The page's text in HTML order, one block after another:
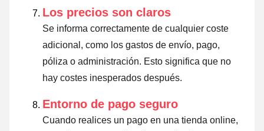
Los precios son claros
Se informa correctamente de cualquier coste
adicional, como los gastos de envío, pago,
póliza o administración. Esto significa que no
hay costes inesperados después.
Entorno de pago seguro
Cuando realices un pago en una tienda online,